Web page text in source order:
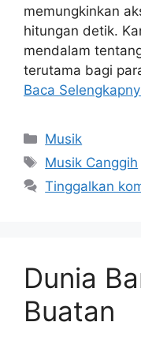
memungkinkan
hitungan detik.
mendalam
terutama bagi
Baca
Kategori
Musik
Tag
Musik Canggih
Tinggalkan
Dunia
Buatan